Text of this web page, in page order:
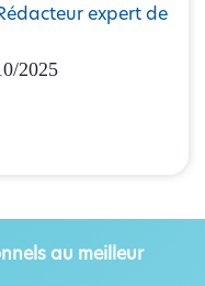
expert de
2025
au meilleur